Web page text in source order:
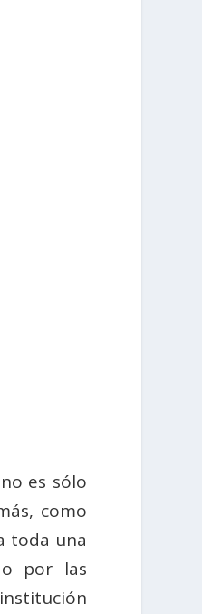
es sólo
como
toda una
por las